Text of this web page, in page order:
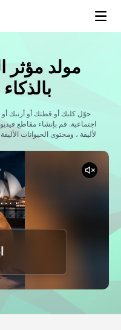
▼
شاهد
▼
مولد مؤثر
حوّل كلبك أو قطتك أو أرنبك
اجتماعية. قم بإنشاء مقاطع
الأليفة ، ومحتوى الحيوانات